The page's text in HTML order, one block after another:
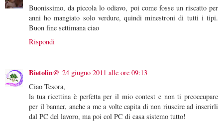
Buonissimo, da piccola lo odiavo, poi come fosse un riscatto per
anni ho mangiato solo verdure, quindi minestroni di tutti i tipi.
Buon fine settimana ciao
Rispondi
Bietolin@ 24 giugno 2011 alle ore 09:13
Ciao Tesora,
la tua ricettina è perfetta per il mio contest e non ti preoccupare
per il banner, anche a me a volte capita di non riuscire ad inserirli
dal PC del lavoro, ma poi col PC di casa sistemo tutto!